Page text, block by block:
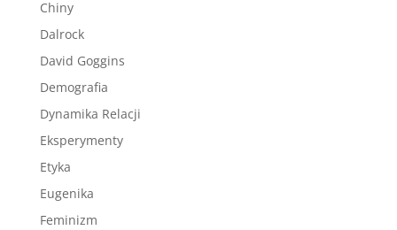
Chiny
Dalrock
David Goggins
Demografia
Dynamika Relacji
Eksperymenty
Etyka
Eugenika
Feminizm